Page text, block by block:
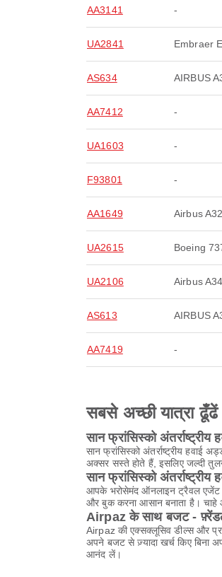
AA3141 -
UA2841 Embraer
AS634 AIRBUS
AA7412 -
UA1603 -
F93801 -
AA1649 Airbus
UA2615 Boeing
UA2106 Airbus
AS613 AIRBUS
AA7419 -
सबसे अच्छी यात्रा
सान फ्रांसिस्को
सान फ्रांसिस्को अंतर्राष्ट्रीय
अक्सर सस्ते होते हैं, इसलिए जल्दी
सान फ्रांसिस्को
आपके भरोसेमंद ऑनलाइन ट्रैवल एजेंट के
और बुक करना आसान बनाता है। चाहे
Airpaz के साथ बजट -
Airpaz की एक्सक्लूसिव डील्स और
अपने बजट से ज़्यादा खर्च किए बिना
आनंद लें।